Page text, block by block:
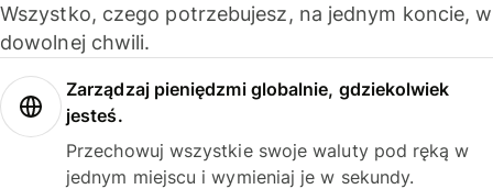
Wszystko, czego potrzebujesz, na jednym koncie, w
dowolnej chwili.
Zarządzaj pieniędzmi globalnie, gdziekolwiek
jesteś.
Przechowuj wszystkie swoje waluty pod ręką w
jednym miejscu i wymieniaj je w sekundy.